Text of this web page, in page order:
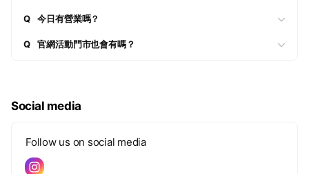
Q 今日有營業嗎？
Q 官網活動門市也會有嗎？
Social media
Follow us on social media